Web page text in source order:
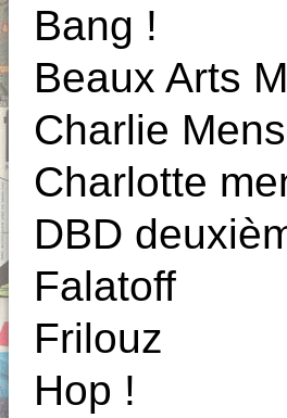
Bang !
Beaux Arts
Charlie
Charlotte
DBD
Falatoff
Frilouz
Hop !